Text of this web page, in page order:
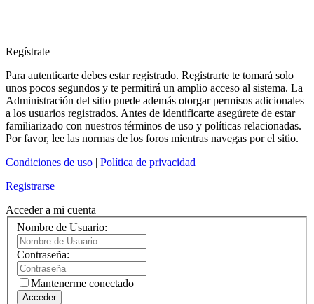
Regístrate
Para autenticarte debes estar registrado. Registrarte te tomará solo
unos pocos segundos y te permitirá un amplio acceso al sistema. La
Administración del sitio puede además otorgar permisos adicionales
a los usuarios registrados. Antes de identificarte asegúrete de estar
familiarizado con nuestros términos de uso y políticas relacionadas.
Por favor, lee las normas de los foros mientras navegas por el sitio.
Condiciones de uso | Política de privacidad
Registrarse
Acceder a mi cuenta
Nombre de Usuario:
Contraseña:
Mantenerme conectado
Acceder